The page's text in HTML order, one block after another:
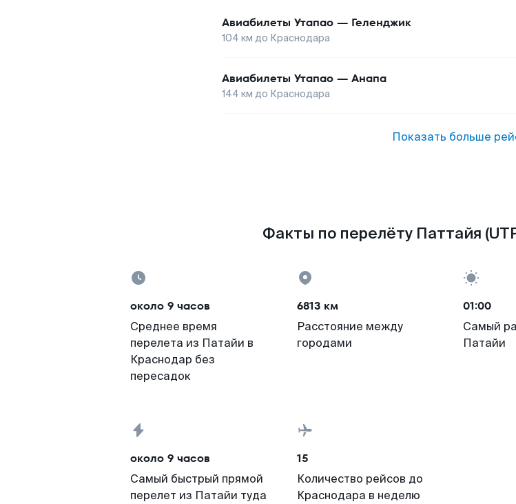
Авиабилеты Утапао — Геленджик
104 км до Краснодара
Авиабилеты Утапао — Анапа
144 км до Краснодара
Показать больше
Факты по перелёту Паттайя
около 9 часов
Среднее время
перелета из Патайи в
Краснодар без
пересадок
6813 км
Расстояние между
городами
01:00
Самый
Патайи
около 9 часов
Самый быстрый прямой
перелет из Патайи туда
15
Количество рейсов до
Краснодара в неделю